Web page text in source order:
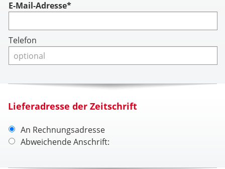
Account
E-Mail-Adresse*
Telefon
Lieferadresse der Zeitschrift
An Rechnungsadresse
Abweichende Anschrift: